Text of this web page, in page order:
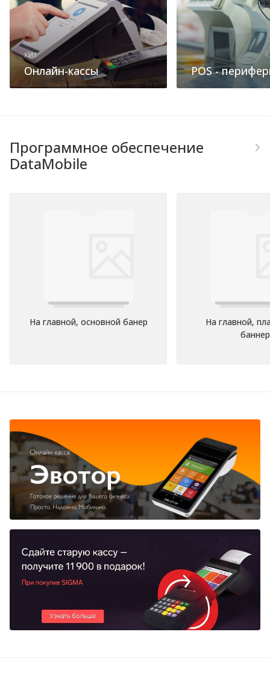
ХИТ
Онлайн-кассы POS -
Программное обеспечение
DataMobile
На главной, основной банер
На главной,
баннер